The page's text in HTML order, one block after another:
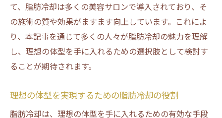
脂肪冷却施術における成功と失敗談
施術を受けた人のリアルな感想と評価
脂肪冷却を選ぶ際の決め手とは
初めての脂肪冷却体験の流れと感想
脂肪冷却の最新技術で大阪市で理想の体型を手
に入れる
て、脂肪冷却は多くの美容サロンで導入されており、そ
の施術の質や効果がますます向上しています。これによ
り、本記事を通じて多くの人々が脂肪冷却の魅力を理解
し、理想の体型を手に入れるための選択肢として検討す
ることが期待されます。
理想の体型を実現するための脂肪冷却の役割
脂肪冷却は、理想の体型を手に入れるための有効な手段